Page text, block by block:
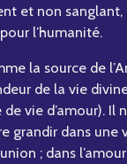
et non sanglant,
l’humanité.
la source de
de la vie
vie d’amour). Il
grandir dans une
; dans